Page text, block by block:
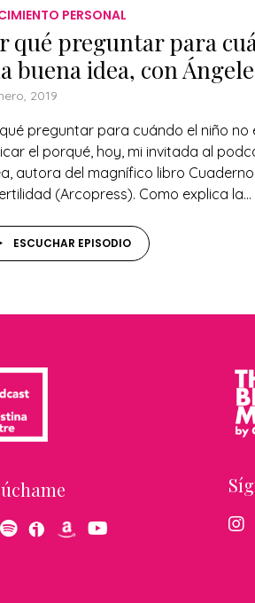
PERSONAL
qué preguntar para
buena idea, con
2019
preguntar para cuándo el niño no
el porqué, hoy, mi invitada al
autora del magnífico libro
(Arcopress). Como explica la...
ESCUCHAR EPISODIO